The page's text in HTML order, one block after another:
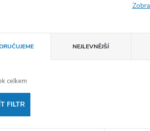
NEJLEVNĚJŠÍ
celkem
FILTR